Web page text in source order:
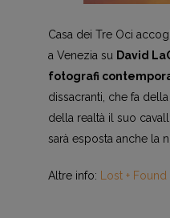
Casa dei Tre Oci
a Venezia su David
fotografi
dissacranti, che fa della
della realtà il suo
sarà esposta anche la
Altre info: Lost +